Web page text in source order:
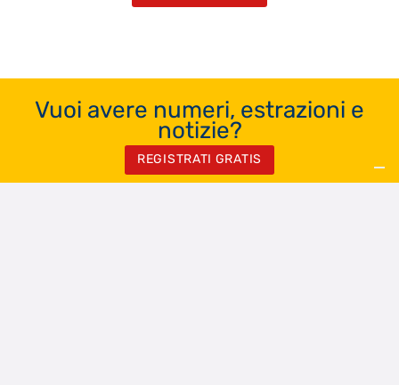
Vuoi avere numeri, estrazioni e
notizie?
REGISTRATI GRATIS